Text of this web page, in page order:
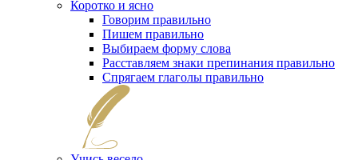
Коротко и ясно
Говорим правильно
Пишем правильно
Выбираем форму слова
Расставляем знаки препинания правильно
Спрягаем глаголы правильно